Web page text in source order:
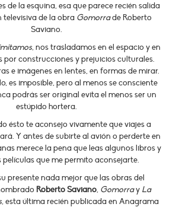
de la esquina, esa que parece recién salida
de la obra Gomorrade Roberto
Saviano.
, nos trasladamos en el espacio y en
por construcciones y prejuicios culturales.
e imágenes en lentes, en formas de mirar.
es imposible, pero al menos se consciente
podrás ser original evita el menos ser un
estúpido hortera.
ésto te aconsejo vivamente que viajes a
Y antes de subirte al avión o perderte en
merece la pena que leas algunos libros y
películas que me permito aconsejarte.
presente nada mejor que las obras del
Roberto Saviano, Gomorray La
, esta última recién publicada en Anagrama